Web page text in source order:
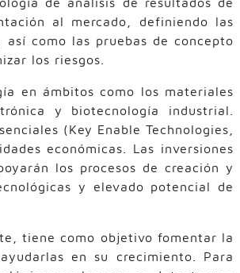
al mercado, definiendo las
como las pruebas de concepto
los riesgos.
en ámbitos como los materiales
y biotecnología industrial.
(Key Enable Technologies,
económicas. Las inversiones
los procesos de creación y
y elevado potencial de
tiene como objetivo fomentar la
en su crecimiento. Para